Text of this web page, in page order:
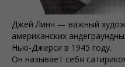
Джей Линч — важный
американских
Нью-Джерси в 1945 году.
Он называет себя